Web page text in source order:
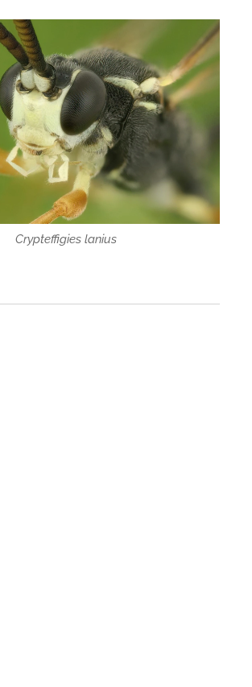
Crypteffigies lanius